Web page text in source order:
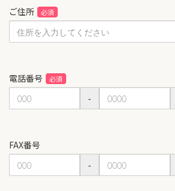
ご住所
電話番号
-
FAX番号
-